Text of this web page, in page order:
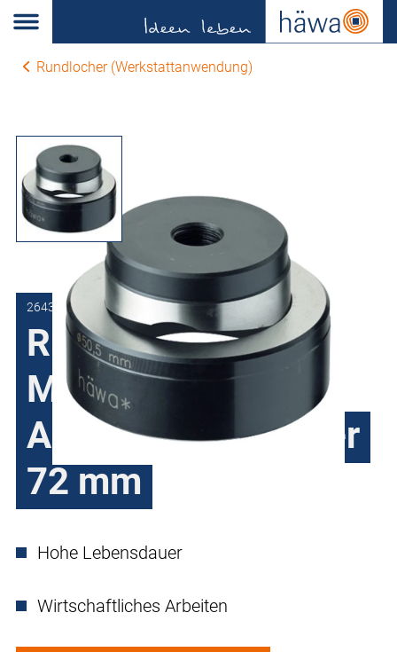
Rundlocher (Werkstattanwendung)
2643-0260-00-00
Rundlocher,
Matrizen-
Außendurchmesser
72 mm
Hohe Lebensdauer
Wirtschaftliches Arbeiten